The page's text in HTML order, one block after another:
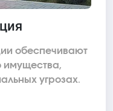
обеспечивают
имущества,
угрозах.